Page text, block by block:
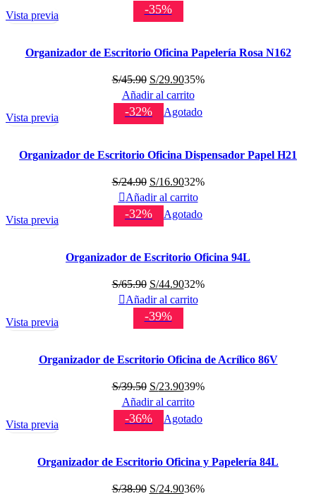
original
era:
es:
-35%
Vista previa
Organizador de Escritorio Oficina Papelería Rosa N162
S/45.90 El
precio
original
era:
S/29.90El
precio
actual
35%
Añadir al carrito
-32% Agotado
Vista previa
Organizador de Escritorio Oficina Dispensador Papel H21
S/24.90 El
precio
original
era:
S/16.90El
precio
actual
32%
Añadir al carrito
-32% Agotado
Vista previa
Organizador de Escritorio Oficina 94L
S/65.90 El
precio
original
era:
S/44.90El
precio
es:
32%
Añadir al carrito
-39%
Vista previa
Organizador de Escritorio Oficina de Acrílico 86V
S/39.50 El
precio
original
era:
S/23.90El
precio
actual
39%
Añadir al carrito
-36% Agotado
Vista previa
Organizador de Escritorio Oficina y Papelería 84L
S/38.90 El
S/24.90El
36%